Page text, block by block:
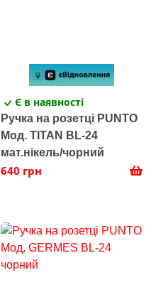
Є в наявності
Ручка на розетці PUNTO
Мод. TITAN BL-24
мат.нікель/чорний
640 грн